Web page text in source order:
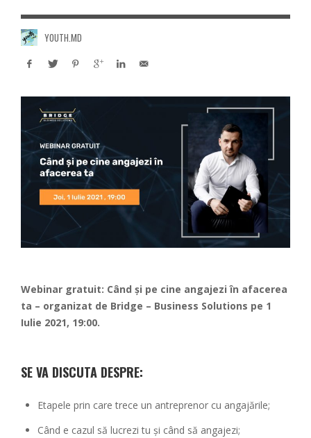
YOUTH.MD
Webinar gratuit: Când și pe cine angajezi în afacerea
ta – organizat de Bridge – Business Solutions pe 1
Iulie 2021, 19:00.
SE VA DISCUTA DESPRE:
Etapele prin care trece un antreprenor cu angajările;
Când e cazul să lucrezi tu și când să angajezi;